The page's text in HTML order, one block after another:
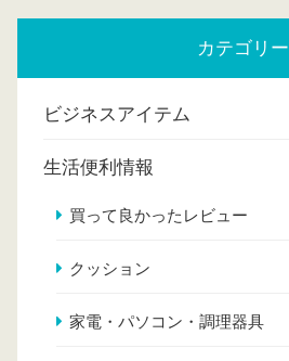
カテゴリー
ビジネスアイテム
生活便利情報
買って良かったレビュー
クッション
家電・パソコン・調理器具